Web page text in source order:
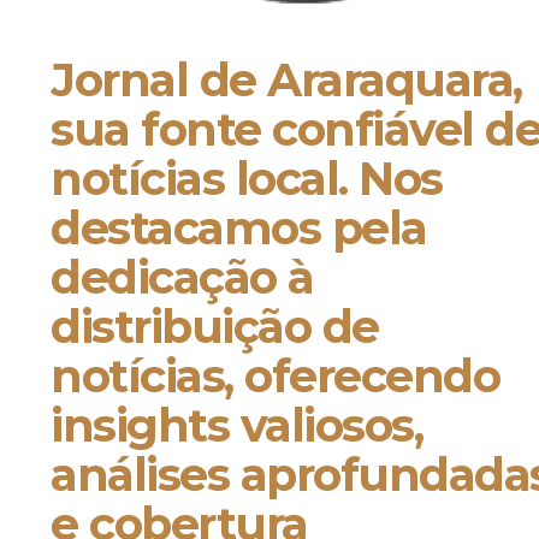
Jornal de Araraquara,
sua fonte confiável
notícias local. Nos
destacamos pela
dedicação à
distribuição de
notícias, oferecendo
insights valiosos,
análises
e cobertura